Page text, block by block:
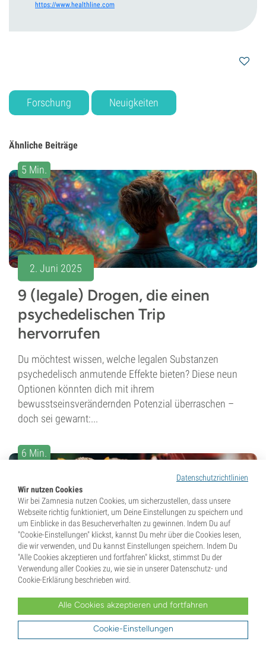
https://www.healthline.com
Forschung Neuigkeiten
Ähnliche Beiträge
5 Min.
2. Juni 2025
9 (legale) Drogen, die einen
psychedelischen Trip
hervorrufen
Du möchtest wissen, welche legalen Substanzen
psychedelisch anmutende Effekte bieten? Diese neun
Optionen könnten dich mit ihrem
bewusstseinsverändernden Potenzial überraschen –
doch sei gewarnt:...
6 Min.
2. Mai 2025
So bereitet man sich auf einen
sicheren psychedelischen Trip...
Wir von Zamnesia möchten sicherstellen, dass Du
Deinen ersten Sturzflug durch das Kaninchenloch als
Datenschutzrichtlinien
Wir nutzen Cookies
Wir bei Zamnesia nutzen Cookies, um sicherzustellen, dass unsere
Webseite richtig funktioniert, um Deine Einstellungen zu speichern und
um Einblicke in das Besucherverhalten zu gewinnen. Indem Du auf
"Cookie-Einstellungen" klickst, kannst Du mehr über die Cookies lesen,
die wir verwenden, und Du kannst Einstellungen speichern. Indem Du
"Alle Cookies akzeptieren und fortfahren" klickst, stimmst Du der
Verwendung aller Cookies zu, wie sie in unserer Datenschutz- und
Cookie-Erklärung beschrieben wird.
Alle Cookies akzeptieren und fortfahren
Cookie-Einstellungen